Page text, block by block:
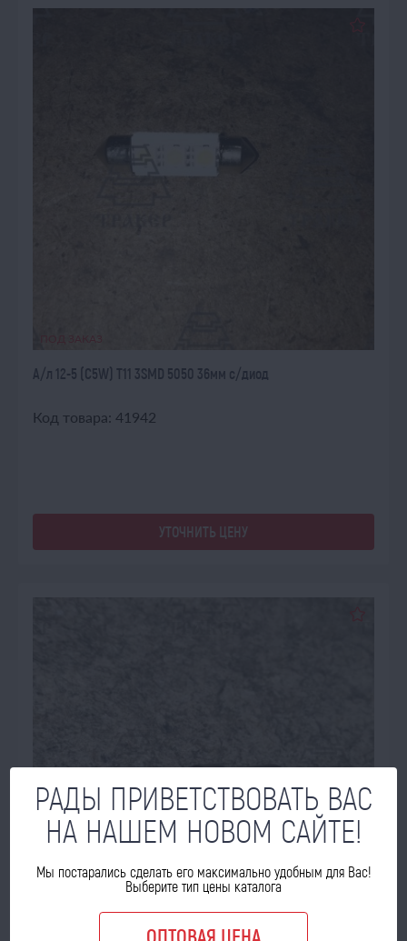
ПОД ЗАКАЗ
А/л 12-5 (C5W) T11 3SMD 5050 36мм с/диод
Код товара: 41942
УТОЧНИТЬ ЦЕНУ
ОЖИДАЕТ ПОСТУПЛЕНИЯ
РАДЫ ПРИВЕТСТВОВАТЬ ВАС
НА НАШЕМ НОВОМ САЙТЕ!
Мы постарались сделать его максимально удобным для Вас!
Выберите тип цены каталога
ОПТОВАЯ ЦЕНА